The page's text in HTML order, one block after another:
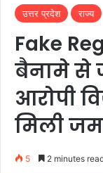
उत्तर प्रदेश राज्य
Fake
बैनामे से
आरोपी
मिली
5 2 minutes